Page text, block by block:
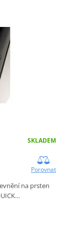
SKLADEM
Porovnat
na prsten